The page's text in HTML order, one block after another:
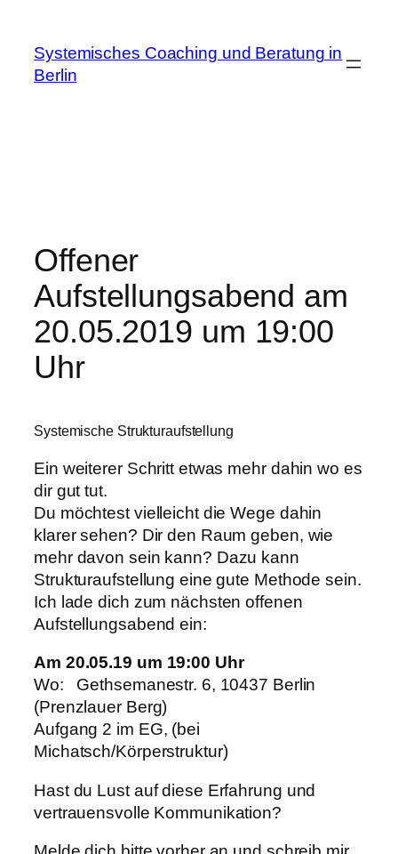
springen
Systemisches Coaching und Beratung in
Berlin
Offener
Aufstellungsabend am
20.05.2019 um 19:00
Uhr
Systemische Strukturaufstellung
Ein weiterer Schritt etwas mehr dahin wo es
dir gut tut.
Du möchtest vielleicht die Wege dahin
klarer sehen? Dir den Raum geben, wie
mehr davon sein kann? Dazu kann
Strukturaufstellung eine gute Methode sein.
Ich lade dich zum nächsten offenen
Aufstellungsabend ein:
Am 20.05.19 um 19:00 Uhr
Wo: Gethsemanestr. 6, 10437 Berlin
(Prenzlauer Berg)
Aufgang 2 im EG, (bei
Michatsch/Körperstruktur)
Hast du Lust auf diese Erfahrung und
vertrauensvolle Kommunikation?